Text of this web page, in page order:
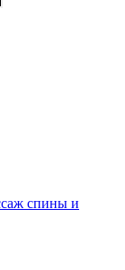
спины и